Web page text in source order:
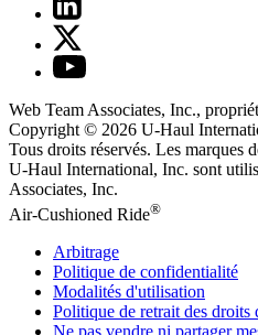
Web Team Associates, Inc.,
Copyright © 2026 U-Haul
Tous droits réservés. Les marques
U-Haul International, Inc. sont
Associates, Inc.
Air-Cushioned Ride®
Arbitrage
Politique de confidentialité
Modalités d'utilisation
Politique de retrait des droits
Ne pas vendre ni partager